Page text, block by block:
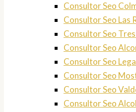
Consultor Seo
Consultor Seo Las
Consultor Seo
Consultor Seo
Consultor Seo
Consultor Seo
Consultor Seo
Consultor Seo